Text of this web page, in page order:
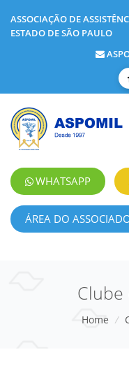
ASSOCIAÇÃO DE
ESTADO DE SÃO PAULO
WHATSAPP
ÁREA DO
Home /